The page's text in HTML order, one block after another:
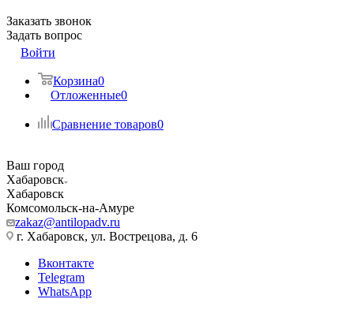
Заказать звонок
Задать вопрос
Войти
Корзина0
Отложенные0
Сравнение товаров0
Ваш город
Хабаровск
Хабаровск
Комсомольск-на-Амуре
zakaz@antilopadv.ru
г. Хабаровск, ул. Вострецова, д. 6
Вконтакте
Telegram
WhatsApp